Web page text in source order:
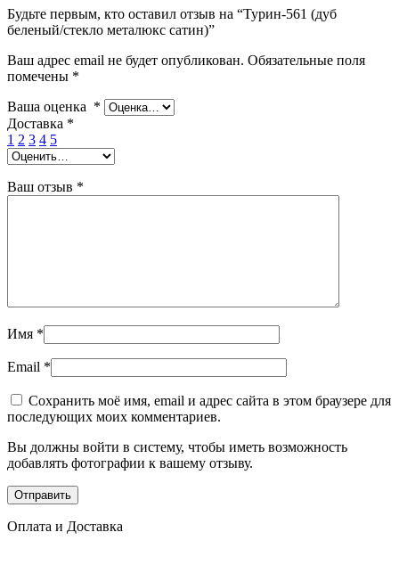
Будьте первым, кто оставил отзыв на “Турин-561 (дуб
беленый/стекло металюкс сатин)”
Ваш адрес email не будет опубликован. Обязательные поля
помечены *
Ваша оценка *
Доставка *
1 2 3 4 5
Ваш отзыв *
Имя *
Email *
Сохранить моё имя, email и адрес сайта в этом браузере для
последующих моих комментариев.
Вы должны войти в систему, чтобы иметь возможность
добавлять фотографии к вашему отзыву.
Оплата и Доставка